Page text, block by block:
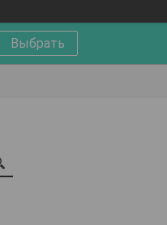
Выбрать